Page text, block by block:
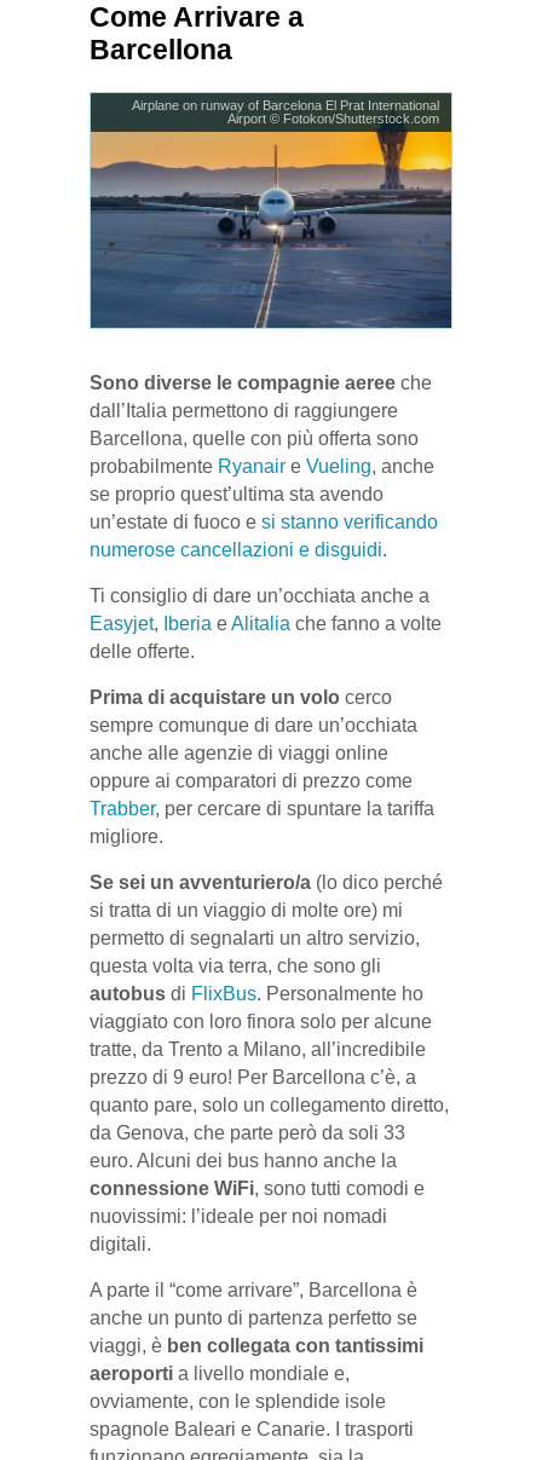
Come Arrivare a
Barcellona
Airplane on runway of Barcelona El Prat International
Airport © Fotokon/Shutterstock.com
Sono diverse le compagnie aeree che
dall’Italia permettono di raggiungere
Barcellona, quelle con più offerta sono
probabilmente Ryanair e Vueling, anche
se proprio quest’ultima sta avendo
un’estate di fuoco e si stanno verificando
numerose cancellazioni e disguidi.
Ti consiglio di dare un’occhiata anche a
Easyjet, Iberia eAlitalia che fanno a volte
delle offerte.
Prima di acquistare un volo cerco
sempre comunque di dare un’occhiata
anche alle agenzie di viaggi online
oppure ai comparatori di prezzo come
Trabber, per cercare di spuntare la tariffa
migliore.
Se sei un avventuriero/a (lo dico perché
si tratta di un viaggio di molte ore) mi
permetto di segnalarti un altro servizio,
questa volta via terra, che sono gli
autobus di FlixBus. Personalmente ho
viaggiato con loro finora solo per alcune
tratte, da Trento a Milano, all’incredibile
prezzo di 9 euro! Per Barcellona c’è, a
quanto pare, solo un collegamento diretto,
da Genova, che parte però da soli 33
euro. Alcuni dei bus hanno anche la
connessione WiFi, sono tutti comodi e
nuovissimi: l’ideale per noi nomadi
digitali.
A parte il “come arrivare”, Barcellona è
anche un punto di partenza perfetto se
viaggi, è ben collegata con tantissimi
aeroporti a livello mondiale e,
ovviamente, con le splendide isole
spagnole Baleari e Canarie. I trasporti